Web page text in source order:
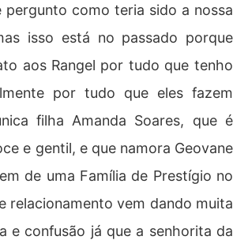
pergunto como teria sido a nossa
isso está no passado porque
aos Rangel por tudo que tenho
por tudo que eles fazem
filha Amanda Soares, que é
e gentil, e que namora Geovane
de uma Família de Prestígio no
relacionamento vem dando muita
e confusão já que a senhorita da